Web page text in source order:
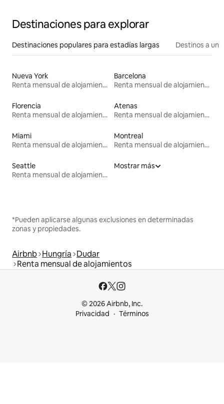
Destinaciones para explorar
Destinaciones populares para estadías largas Destinos a un
Nueva York
Renta mensual de alojamientos
Barcelona
Renta mensual de alojamientos
Florencia
Renta mensual de alojamientos
Atenas
Renta mensual de alojamientos
Miami
Renta mensual de alojamientos
Montreal
Renta mensual de alojamientos
Seattle
Renta mensual de alojamientos
Mostrar más
*Pueden aplicarse algunas exclusiones en determinadas
zonas y propiedades.
Airbnb Hungría Dudar
Renta mensual de alojamientos
© 2026 Airbnb, Inc.
Privacidad
Términos